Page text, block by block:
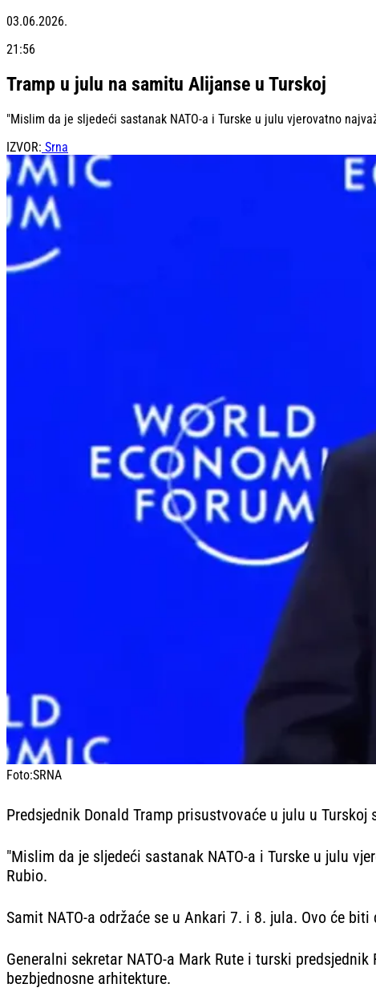
03.06.2026.
21:56
Tramp u julu na samitu Alijanse u Turskoj
"Mislim da je sljedeći sastanak NATO-a i Turske u julu vjerovatno
IZVOR: Srna
Foto:SRNA
Predsjednik Donald Tramp prisustvovaće u julu u
"Mislim da je sljedeći sastanak NATO-a i Turske u julu
Rubio.
Samit NATO-a održaće se u Ankari 7. i 8. jula. Ovo će
Generalni sekretar NATO-a Mark Rute i turski
bezbjednosne arhitekture.